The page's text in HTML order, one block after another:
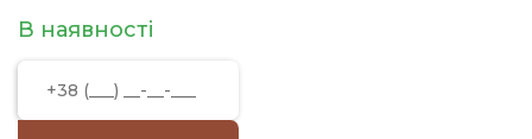
В наявності